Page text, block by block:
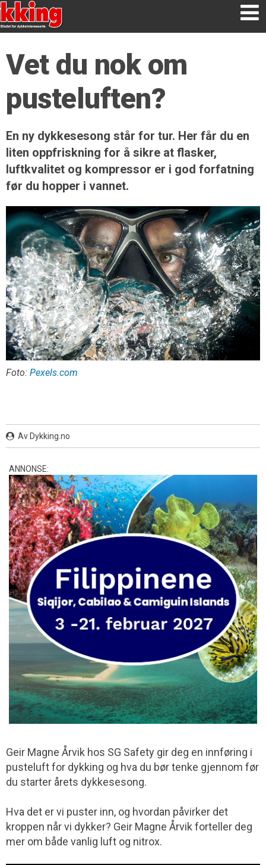
Vet du nok om
pusteluften?
En ny dykkesesong står for tur. Her får du en
liten oppfriskning for å sikre at flasker,
luftkvalitet og kompressor er i god forfatning
før du hopper i vannet.
Foto: Pexels.com
Av Dykking.no
ANNONSE:
Geir Magne Årvik hos SG Safety gir deg en innføring i
pusteluft for dykking og hva du bør tenke gjennom før
du starter årets dykkesesong.
Hva det er vi puster inn, og hvordan påvirker det
kroppen når vi dykker? Geir Magne Årvik forteller deg
mer om både vanlig luft og nitrox.